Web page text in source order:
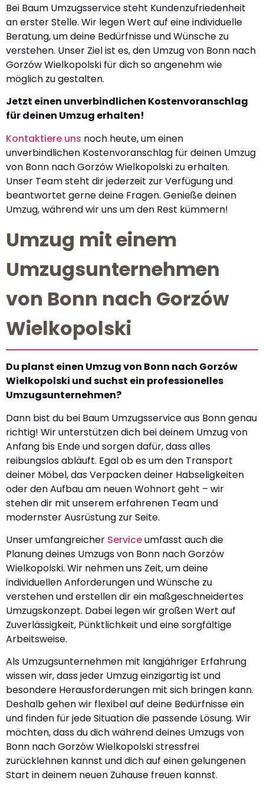
Bei Baum Umzugsservice steht Kundenzufriedenheit
an erster Stelle. Wir legen Wert auf eine individuelle
Beratung, um deine Bedürfnisse und Wünsche zu
verstehen. Unser Ziel ist es, den Umzug von Bonn nach
Gorzów Wielkopolski für dich so angenehm wie
möglich zu gestalten.
Jetzt einen unverbindlichen Kostenvoranschlag
für deinen Umzug erhalten!
Kontaktiere uns noch heute, um einen
unverbindlichen Kostenvoranschlag für deinen Umzug
von Bonn nach Gorzów Wielkopolski zu erhalten.
Unser Team steht dir jederzeit zur Verfügung und
beantwortet gerne deine Fragen. Genieße deinen
Umzug, während wir uns um den Rest kümmern!
Umzug mit einem
Umzugsunternehmen
von Bonn nach Gorzów
Wielkopolski
Du planst einen Umzug von Bonn nach Gorzów
Wielkopolski und suchst ein professionelles
Umzugsunternehmen?
Dann bist du bei Baum Umzugsservice aus Bonn genau
richtig! Wir unterstützen dich bei deinem Umzug von
Anfang bis Ende und sorgen dafür, dass alles
reibungslos abläuft. Egal ob es um den Transport
deiner Möbel, das Verpacken deiner Habseligkeiten
oder den Aufbau am neuen Wohnort geht – wir
stehen dir mit unserem erfahrenen Team und
modernster Ausrüstung zur Seite.
Unser umfangreicher Serviceumfasst auch die
Planung deines Umzugs von Bonn nach Gorzów
Wielkopolski. Wir nehmen uns Zeit, um deine
individuellen Anforderungen und Wünsche zu
verstehen und erstellen dir ein maßgeschneidertes
Umzugskonzept. Dabei legen wir großen Wert auf
Zuverlässigkeit, Pünktlichkeit und eine sorgfältige
Arbeitsweise.
Als Umzugsunternehmen mit langjähriger Erfahrung
wissen wir, dass jeder Umzug einzigartig ist und
besondere Herausforderungen mit sich bringen kann.
Deshalb gehen wir flexibel auf deine Bedürfnisse ein
und finden für jede Situation die passende Lösung. Wir
möchten, dass du dich während deines Umzugs von
Bonn nach Gorzów Wielkopolski stressfrei
zurücklehnen kannst und dich auf einen gelungenen
Start in deinem neuen Zuhause freuen kannst.